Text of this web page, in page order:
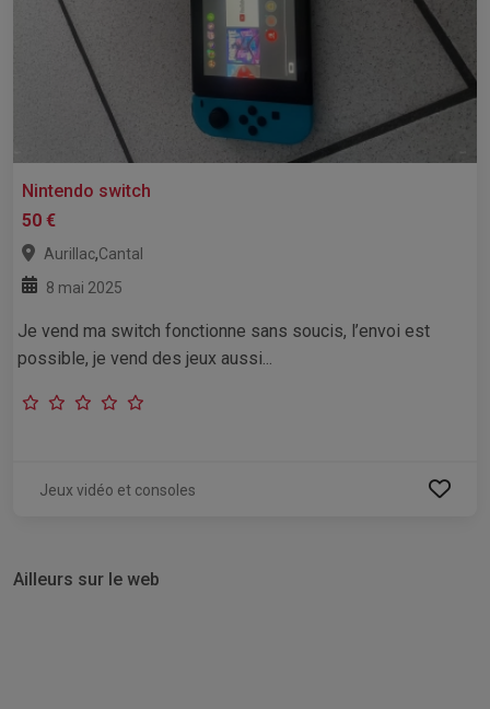
Nintendo switch
50 €
Aurillac,Cantal
8 mai 2025
Je vend ma switch fonctionne sans soucis, l’envoi est
possible, je vend des jeux aussi...
Jeux vidéo et consoles
Ailleurs sur le web